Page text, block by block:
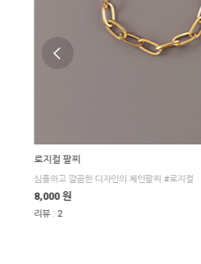
로지컬 팔찌
심플하고 깔끔한 디자인의 체인팔찌 #로지컬
8,000 원
리뷰: 2